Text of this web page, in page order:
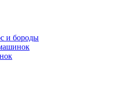
и бороды